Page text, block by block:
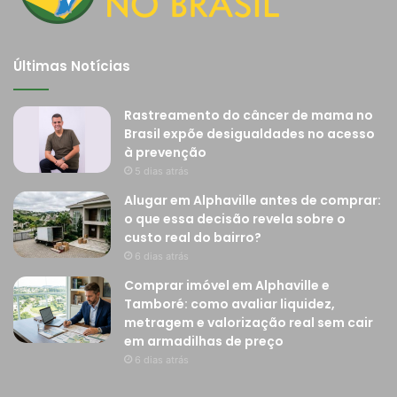
Últimas Notícias
Rastreamento do câncer de mama no
Brasil expõe desigualdades no acesso
à prevenção
5 dias atrás
Alugar em Alphaville antes de comprar:
o que essa decisão revela sobre o
custo real do bairro?
6 dias atrás
Comprar imóvel em Alphaville e
Tamboré: como avaliar liquidez,
metragem e valorização real sem cair
em armadilhas de preço
6 dias atrás